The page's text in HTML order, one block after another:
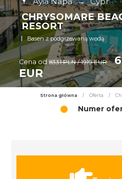
CHRYSOMARE
RESORT
Basen z podgrzewaną wodą
Cena od 8331 PLN / 1919 EUR
EUR
Strona główna / Oferta /
Numer